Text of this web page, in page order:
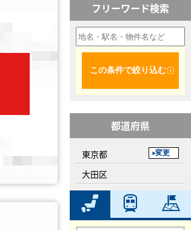
フリーワード検索
この条件で絞り込む
都道府県
東京都 変更
大田区